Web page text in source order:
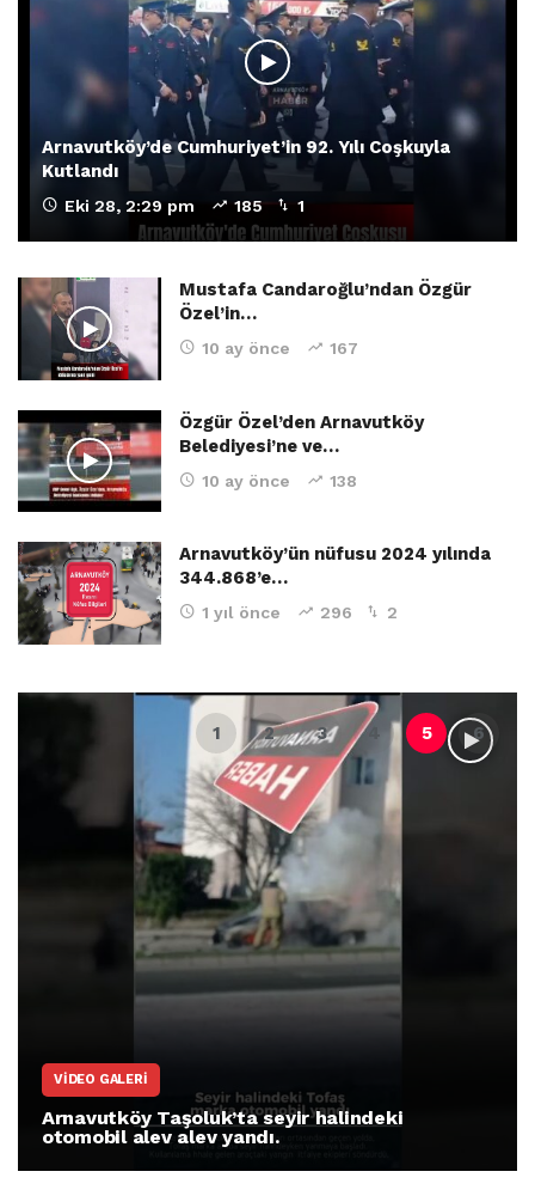
Arnavutköy’de Cumhuriyet’in 92. Yılı Coşkuyla
Kutlandı
Eki 28, 2:29 pm 185 1
Mustafa Candaroğlu’ndan Özgür
Özel’in…
10 ay önce 167
Özgür Özel’den Arnavutköy
Belediyesi’ne ve…
10 ay önce 138
Arnavutköy’ün nüfusu 2024 yılında
344.868’e…
1 yıl önce 296 2
VIDEO GALERI
Arnavutköy Taşoluk’ta seyir halindeki
otomobil alev alev yandı.